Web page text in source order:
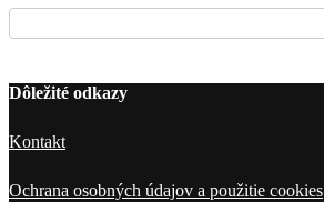
Dôležité odkazy
Kontakt
Ochrana osobných údajov a použitie cookies